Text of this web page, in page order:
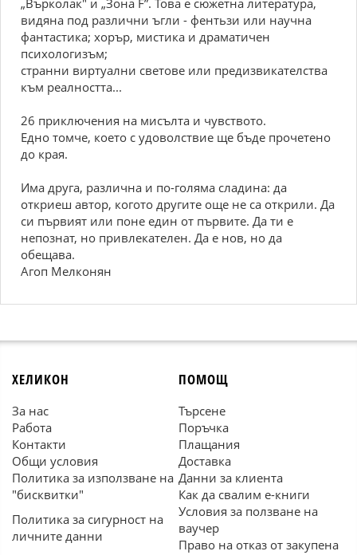
„Върколак" и „Зона F”. Това е сюжетна литература,
видяна под различни ъгли - фентьзи или научна
фантастика; хорър, мистика и драматичен
психологизъм;
странни виртуални светове или предизвикателства
към реалността...
26 приключения на мисълта и чувството.
Едно томче, което с удоволствие ще бъде прочетено
до края.
Има друга, различна и по-голяма сладина: да
откриеш автор, когото другите още не са открили. Да
си първият или поне един от първите. Да ти е
непознат, но привлекателен. Да е нов, но да
обещава.
Агоп Мелконян
ХЕЛИКОН
За нас
Работа
Контакти
Общи условия
Политика за използване на
"бисквитки"
Политика за сигурност на
личните данни
ПОМОЩ
Търсене
Поръчка
Плащания
Доставка
Данни за клиента
Как да свалим е-книги
Условия за ползване на
ваучер
Право на отказ от закупена